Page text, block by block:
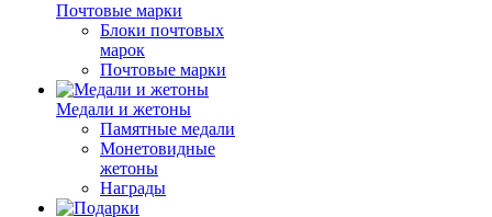
Почтовые марки
Блоки почтовых
марок
Почтовые марки
Медали и жетоны
Памятные медали
Монетовидные
жетоны
Награды